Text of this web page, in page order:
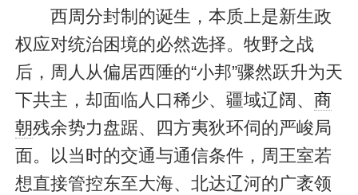
西周分封制的诞生，本质上是新生政
权应对统治困境的必然选择。牧野之战
后，周人从偏居西陲的“小邦”骤然跃升为天
下共主，却面临人口稀少、疆域辽阔、 商
朝残余势力盘踞、四方夷狄环伺的严峻局
面。以当时的交通与通信条件，周王室若
想直接管控东至大海、北达辽河的广袤领